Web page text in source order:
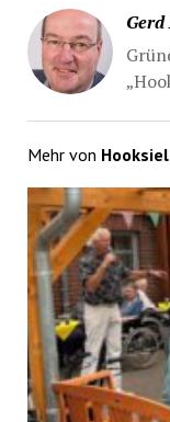
Mehr von Hooksiel